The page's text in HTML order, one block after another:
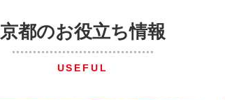
京都のお役立ち情報
USEFUL